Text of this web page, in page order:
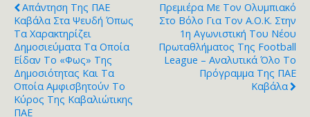
Απάντηση Της ΠΑΕ
Καβάλα Στα Ψευδή Όπως
Τα Χαρακτηρίζει
Δημοσιεύματα Τα Οποία
Είδαν Το «φως» Της
Δημοσιότητας Και Τα
Οποία Αμφισβητούν Το
Κύρος Της Καβαλιώτικης
ΠΑΕ
Πρεμιέρα Με Τον Ολυμπιακό
Στο Βόλο Για Τον Α.Ο.Κ. Στην
1η Αγωνιστική Του Νέου
Πρωταθλήματος Της Football
League – Αναλυτικά Όλο Το
Πρόγραμμα Της ΠΑΕ
Καβάλα